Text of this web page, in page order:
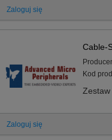
Zaloguj się
Cable-
Kod
Zaloguj się